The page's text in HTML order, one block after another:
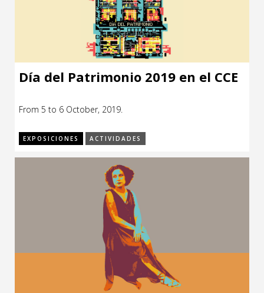
Día del Patrimonio 2019 en el CCE
From 5 to 6 October, 2019.
EXPOSICIONES ACTIVIDADES